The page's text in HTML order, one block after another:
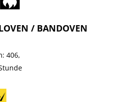
/ BANDOVEN
406,